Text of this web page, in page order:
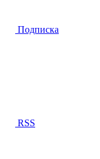
Подписка
RSS